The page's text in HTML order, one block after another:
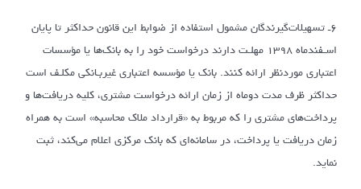
۶ـ تسهیلات‌گیرندگان مشمول استفاده از ضوابط این قانون حداکثر تا پایان
اسـفندماه ۱۳۹۸ مهلـت دارند درخواست خود را به بانک‌ها یا مؤسسات
اعتباری موردنظر ارائه کنند. بانک یا مؤسسه اعتباری غیربـانکی مکلـف است
حداکثر ظرف مدت دوماه از زمان ارائه درخواست مشتری، کلیه دریافت‌ها و
پرداخت‌های مشتری را که مربوط به «قرارداد ملاک محاسبه» است به همراه
زمان دریافت یا پرداخت، در سامانه‌ای که بانک مرکزی اعلام می‌کند، ثبت
نماید.